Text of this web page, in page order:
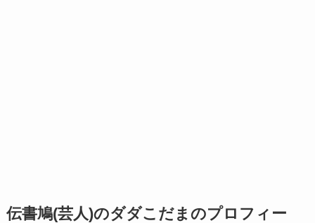
伝書鳩(芸人)のダダこだまのプロフィー